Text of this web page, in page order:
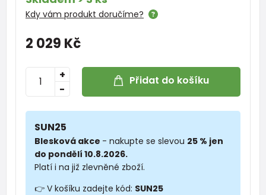
Kdy vám produkt doručíme?
2 029 Kč
-
+ Přidat do košíku
SUN25
Blesková akce - nakupte se slevou 25 % jen
do pondělí 10.8.2026.
Platí i na již zlevněné zboží.
👉 V košíku zadejte kód: SUN25